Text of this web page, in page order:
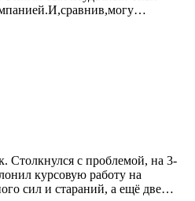
были сразу оговорены и четко
или проблемы,то помощь
сюда.Огромное спасибо!!!
Столкнулся с проблемой, на 3-
курсовую работу на
сил и стараний, а ещё две